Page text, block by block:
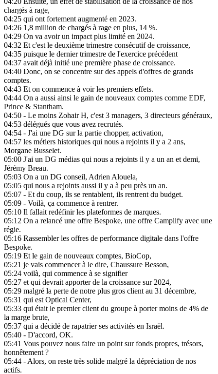
chargés à rage,
04:25 qui ont fortement augmenté en 2023.
04:26 1,8 million de chargés à rage en plus, 14 %.
04:29 On va avoir un impact plus limité en 2024.
04:32 Et c'est le deuxième trimestre consécutif de croissance,
04:35 puisque le dernier trimestre de l'exercice précédent
04:37 avait déjà initié une première phase de croissance.
04:40 Donc, on se concentre sur des appels d'offres de grands
comptes.
04:43 Et on commence à voir les premiers effets.
04:44 On a aussi ainsi le gain de nouveaux comptes comme EDF,
Prince & Stantham.
04:50 - Le moins Zohair H, c'est 3 managers, 3 directeurs généraux,
04:53 délégués que vous avez recrutés.
04:54 - J'ai une DG sur la partie chopper, activation,
04:57 les métiers historiques qui nous a rejoints il y a 2 ans,
Morgane Busselet.
05:00 J'ai un DG médias qui nous a rejoints il y a un an et demi,
Jérémy Breau.
05:03 On a un DG conseil, Adrien Alouela,
05:05 qui nous a rejoints aussi il y a à peu près un an.
05:07 - Et du coup, ils se rentablent, ils rentrent du budget.
05:09 - Voilà, ça commence à rentrer.
05:10 Il fallait redéfinir les plateformes de marques.
05:12 On a relancé une offre Bespoke, une offre Camplify avec une
régie.
05:16 Rassembler les offres de performance digitale dans l'offre
Bespoke.
05:19 Et le gain de nouveaux comptes, BioCop,
05:21 je vais commencer à le dire, Chaussure Besson,
05:24 voilà, qui commence à se signifier
05:27 et qui devrait apporter de la croissance sur 2024,
05:29 malgré la perte de notre plus gros client au 31 décembre,
05:31 qui est Optical Center,
05:33 qui était le premier client du groupe à porter moins de 4% de
la marge brute,
05:37 qui a décidé de rapatrier ses activités en Israël.
05:40 - D'accord, OK.
05:41 Vous pouvez nous faire un point sur fonds propres, trésors,
honnêtement ?
05:44 - Alors, on reste très solide malgré la dépréciation de nos
actifs.